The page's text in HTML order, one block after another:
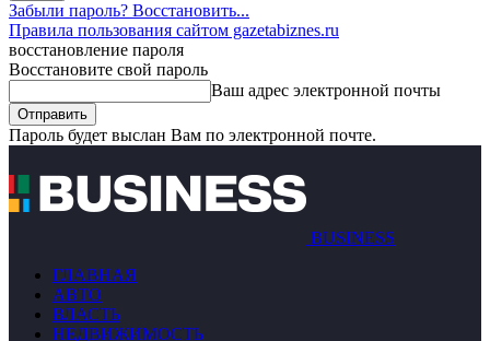
Забыли пароль? Восстановить...
Правила пользования сайтом gazetabiznes.ru
восстановление пароля
Восстановите свой пароль
Ваш адрес электронной почты
Пароль будет выслан Вам по электронной почте.
BUSINESS
ГЛАВНАЯ
АВТО
ВЛАСТЬ
НЕДВИЖИМОСТЬ